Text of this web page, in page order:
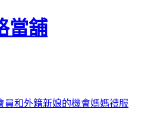
當舖
員和外籍新娘的機會媽媽禮服